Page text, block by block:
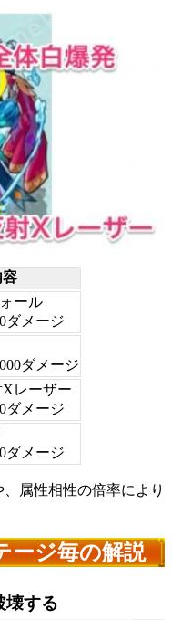
容
ール
ダメージ
ダメージ
Xレーザー
ダメージ
ダメージ
属性相性の倍率により
ージ毎の解説
壊する